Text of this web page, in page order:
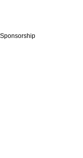
Sponsorship